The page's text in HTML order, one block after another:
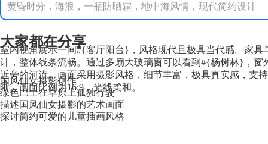
黄昏时分，海浪，一瓶防晒霜，地中海风情，现代简约设计
大家都在分享
室内视角展示一间#{客厅阳台}，风格现代且极具当代感。家
计，整体线条流畅。通过多扇大玻璃窗可以看到#{杨树林}，窗
近旁的河流。画面采用摄影风格，细节丰富，极具真实感，支
晰。画面比例为16:9，光线柔和。
国风仙女摄影创作
绿色巴士在草原上孤独行驶
描述国风仙女摄影的艺术画面
探讨简约可爱的儿童插画风格